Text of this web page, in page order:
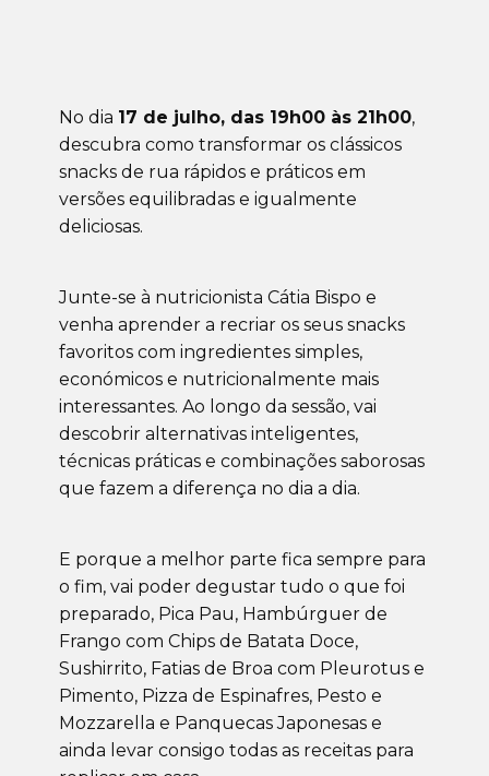
No dia 17 de julho, das 19h00 às 21h00,
descubra como transformar os clássicos
snacks de rua rápidos e práticos em
versões equilibradas e igualmente
deliciosas.
Junte-se à nutricionista Cátia Bispo e
venha aprender a recriar os seus snacks
favoritos com ingredientes simples,
económicos e nutricionalmente mais
interessantes. Ao longo da sessão, vai
descobrir alternativas inteligentes,
técnicas práticas e combinações saborosas
que fazem a diferença no dia a dia.
E porque a melhor parte fica sempre para
o fim, vai poder degustar tudo o que foi
preparado, Pica Pau, Hambúrguer de
Frango com Chips de Batata Doce,
Sushirrito, Fatias de Broa com Pleurotus e
Pimento, Pizza de Espinafres, Pesto e
Mozzarella e Panquecas Japonesas e
ainda levar consigo todas as receitas para